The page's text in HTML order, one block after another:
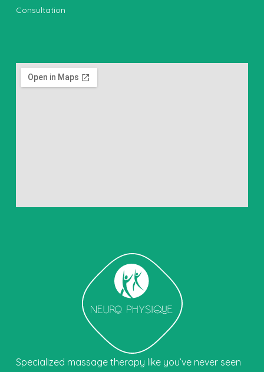
Specialized massage therapy like you’ve never seen
Consultation